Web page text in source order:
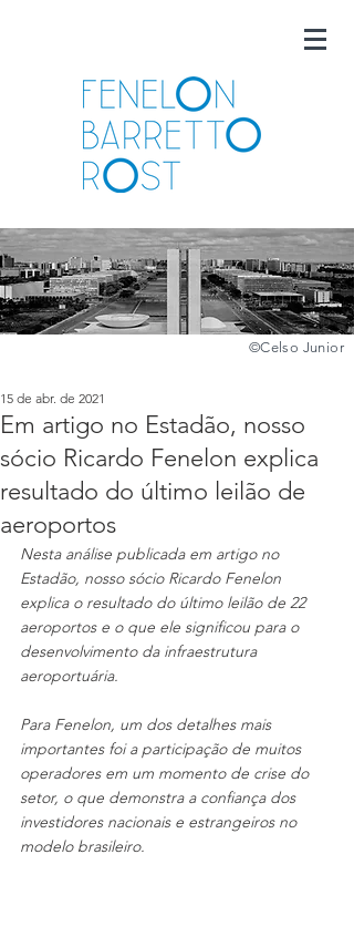
©️Celso Junior
Em artigo no Estadão, nosso
sócio Ricardo Fenelon explica
resultado do último leilão de
aeroportos
15 de abr. de 2021
Nesta análise publicada em artigo no
Estadão, nosso sócio Ricardo Fenelon
explica o resultado do último leilão de 22
aeroportos e o que ele significou para o
desenvolvimento da infraestrutura
aeroportuária.
Para Fenelon, um dos detalhes mais
importantes foi a participação de muitos
operadores em um momento de crise do
setor, o que demonstra a confiança dos
investidores nacionais e estrangeiros no
modelo brasileiro.